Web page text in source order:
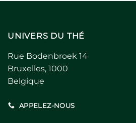
UNIVERS DU THÉ
Rue Bodenbroek 14
Bruxelles, 1000
Belgique
APPELEZ-NOUS